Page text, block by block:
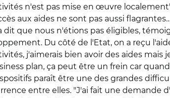
n'est pas mise en œuvre
aux aides ne sont pas aussi
dit que nous n'étions pas éligibles,
Du côté de l'Etat, on a reçu
j'aimerais bien avoir des aides
plan, ça peut être un frein car
paraît être une des grandes
entre elles. "J'ai fait une demande